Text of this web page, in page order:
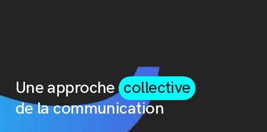
Une approche collective
de la communication